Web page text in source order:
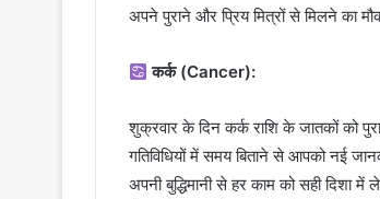
अपने पुराने और प्रिय मित्रों से मिलने का
कर्क (Cancer):
शुक्रवार के दिन कर्क राशि के जातकों को
गतिविधियों में समय बिताने से आपको नई
अपनी बुद्धिमानी से हर काम को सही दिशा